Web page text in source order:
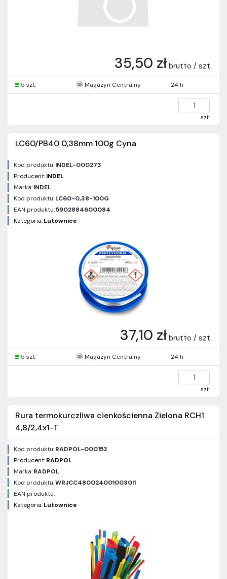
35,50 zł brutto / szt.
5 szt. Magazyn Centralny 24 h
szt.
LC60/PB40 0,38mm 100g Cyna
Kod produktu:INDEL-000273
Producent:INDEL
Marka:INDEL
Kod produktu:LC60-0,38-100G
EAN produktu:5902884600084
Kategoria:Lutownice
37,10 zł brutto / szt.
5 szt. Magazyn Centralny 24 h
szt.
Rura termokurczliwa cienkościenna Zielona RCH1
4,8/2,4x1-T
Kod produktu:RADPOL-000153
Producent:RADPOL
Marka:RADPOL
Kod produktu:WRJCC4800240010030I1
EAN produktu:
Kategoria:Lutownice